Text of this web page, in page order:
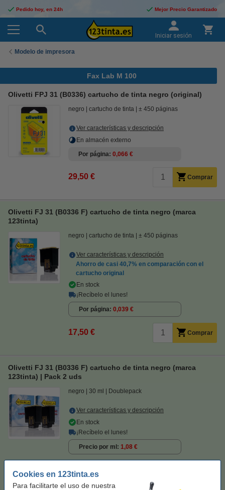
Cookies en 123tinta.es
Para facilitarte el uso de nuestra
Pedido hoy, en 24h Mejor Precio Garantizado
Iniciar sesión
Modelo de impresora
Fax Lab M 100
Olivetti FPJ 31 (B0336) cartucho de tinta negro (original)
negro cartucho de tinta ± 450 páginas
Ver características y descripción
En almacén externo
Por página 0,066 €
29,50 € Comprar
Olivetti FJ 31 (B0336 F) cartucho de tinta negro (marca
123tinta)
negro cartucho de tinta ± 450 páginas
Ver características y descripción
Ahorro de casi 40,7% en comparación con el
cartucho original
En stock
¡Recíbelo el lunes!
Por página 0,039 €
17,50 € Comprar
Olivetti FJ 31 (B0336 F) cartucho de tinta negro (marca
123tinta) | Pack 2 uds
negro 30 ml Doublepack
Ver características y descripción
En stock
¡Recíbelo el lunes!
Precio por ml 1,08 €
32,50 €